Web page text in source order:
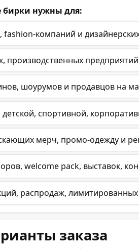
бирки нужны для:
компаний и
шоурумов и продавцов на
спортивной,
мерч, промо-одежду и
welcome pack, выставок,
распродаж,
заказа